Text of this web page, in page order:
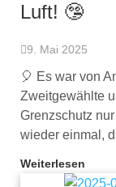
Luft! 🤥
9. Mai 2025
🎈 Es war von
Zweitgewählte
Grenzschutz
wieder einmal,
Weiterlesen